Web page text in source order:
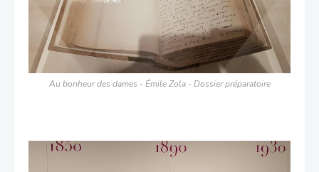
Au bonheur des dames - Émile Zola - Dossier préparatoire